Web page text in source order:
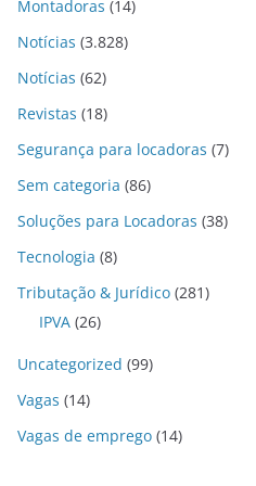
Montadoras (14)
Notícias (3.828)
Notícias (62)
Revistas (18)
Segurança para locadoras (7)
Sem categoria (86)
Soluções para Locadoras (38)
Tecnologia (8)
Tributação & Jurídico (281)
IPVA (26)
Uncategorized (99)
Vagas (14)
Vagas de emprego (14)